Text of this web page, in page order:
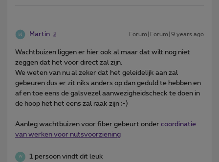
Martin Forum|Forum|9 years ago
Wachtbuizen liggen er hier ook al maar dat wilt nog niet
zeggen dat het voor direct zal zijn.
We weten van nu al zeker dat het geleidelijk aan zal
gebeuren dus er zit niks anders op dan geduld te hebben en
af en toe eens de galsvezel aanwezigheidscheck te doen in
de hoop het het eens zal raak zijn ;-)
Aanleg wachtbuizen voor fiber gebeurt onder coordinatie
van werken voor nutsvoorziening
W 1 persoon vindt dit leuk